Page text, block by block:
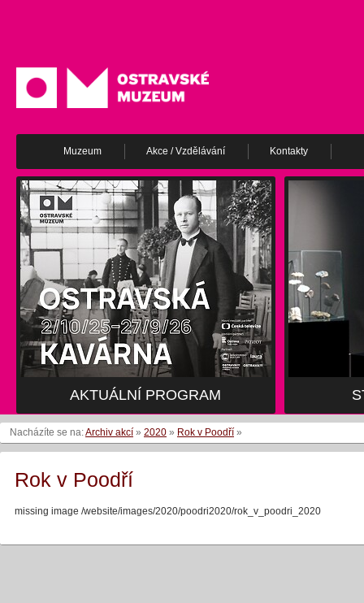
Muzeum Akce / Vzdělávání Kontakty
AKTUÁLNÍ PROGRAM
Nacházíte se na:Archiv akcí » 2020 » Rok v Poodří »
Rok v Poodří
missing image /website/images/2020/poodri2020/rok_v_poodri_2020